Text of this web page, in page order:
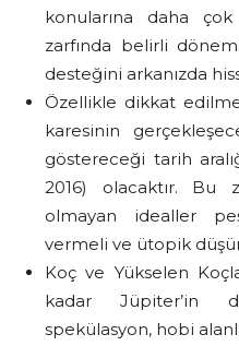
konularına daha
zarfında belirli
desteğini arkanızda
Özellikle dikkat
karesinin
göstereceği tarih
2016) olacaktır. Bu
olmayan idealler
vermeli ve ütopik
Koç ve Yükselen
kadar Jüpiter’in
spekülasyon, hobi